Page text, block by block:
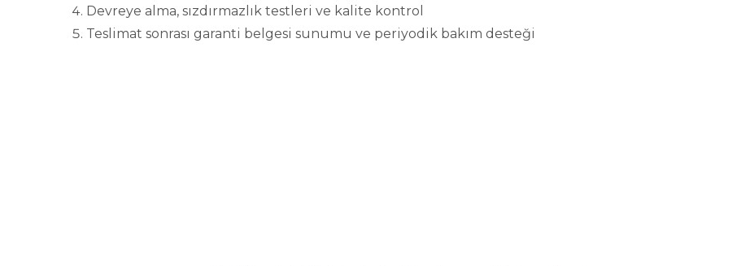
Devreye alma, sızdırmazlık testleri ve kalite kontrol
Teslimat sonrası garanti belgesi sunumu ve periyodik bakım desteği